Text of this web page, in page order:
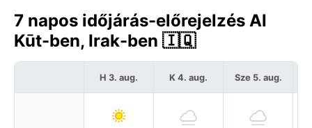
7 napos időjárás-előrejelzés Al
Kūt-ben, Irak-ben 🇮🇶
H 3. aug. K 4. aug. Sze 5. aug.